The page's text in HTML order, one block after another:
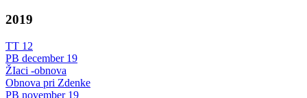
2019
TT 12
PB december 19
ŽIaci -obnova
Obnova pri Zdenke
PB november 19